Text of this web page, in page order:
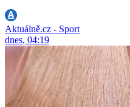
Aktuálně.cz - Sport
dnes, 04:19